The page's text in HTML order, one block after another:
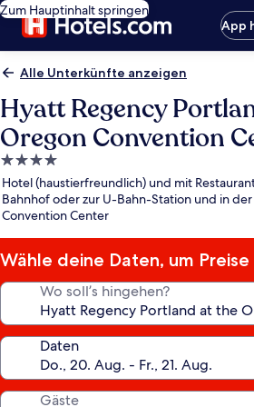
Zum Hauptinhalt springen
App
Alle Unterkünfte anzeigen
Hyatt Regency
Oregon Convention
4.0-
Sterne-
Unterkunft
Hotel (haustierfreundlich) und mit
Bahnhof oder zur U-Bahn-Station und in
Convention Center
Wähle deine Daten, um Preise
Wo soll’s hingehen?
Daten
Gäste